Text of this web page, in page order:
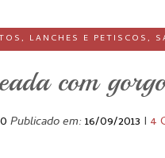
, LANCHES E PETISCOS,
com
Publicado em:16/09/2013 I 4